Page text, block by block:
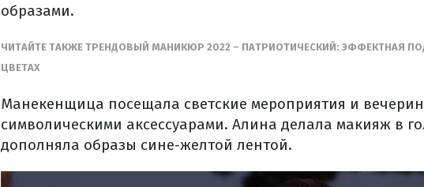
образами.
ЧИТАЙТЕ ТАКЖЕ ТРЕНДОВЫЙ МАНИКЮР 2022 – ПАТРИОТИЧЕСКИЙ: ЭФФЕКТНАЯ
ЦВЕТАХ
Манекенщица посещала светские мероприятия и
символическими аксессуарами. Алина делала макияж в
дополняла образы сине-желтой лентой.